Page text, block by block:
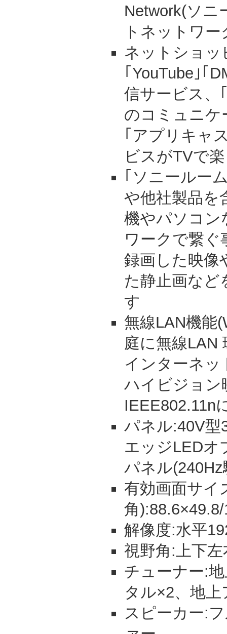
Network(ソニ
トネットワー
ネットショッ
｢YouTube｣｢
信サービス、
のコミュニケ
｢アプリキャ
ビスがTVで
｢ソニールー
や他社製品を
機やパソコン
ワークで繋ぐ
録画した映像
た静止画など
す
無線LAN機能
庭に無線LAN
インターネッ
ハイビジョン
IEEE802.11n
パネル:40V型
エッジLEDオ
パネル(240Hz
有効画面サイ
角
解像度:水平
視野角:上下
チューナー:
タル×2、地
スピーカー: